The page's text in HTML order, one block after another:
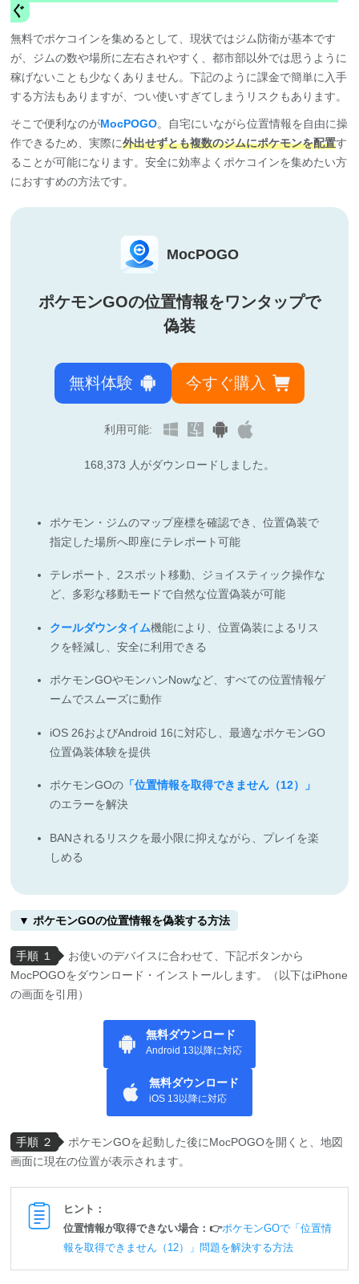
ぐ
無料でポケコインを集めるとして、現状ではジム防衛が基本です
が、ジムの数や場所に左右されやすく、都市部以外では思うように
稼げないことも少なくありません。下記のように課金で簡単に入手
する方法もありますが、つい使いすぎてしまうリスクもあります。
そこで便利なのがMocPOGO。自宅にいながら位置情報を自由に操
作できるため、実際に外出せずとも複数のジムにポケモンを配置す
ることが可能になります。安全に効率よくポケコインを集めたい方
におすすめの方法です。
MocPOGO
ポケモンGOの位置情報をワンタップで
偽装
無料体験 今すぐ購入
利用可能:
168,380 人がダウンロードしました。
ポケモン・ジムのマップ座標を確認でき、位置偽装で
指定した場所へ即座にテレポート可能
テレポート、2スポット移動、ジョイスティック操作な
ど、多彩な移動モードで自然な位置偽装が可能
クールダウンタイム機能により、位置偽装によるリス
クを軽減し、安全に利用できる
ポケモンGOやモンハンNowなど、すべての位置情報ゲ
ームでスムーズに動作
iOS 26およびAndroid 16に対応し、最適なポケモンGO
位置偽装体験を提供
ポケモンGOの 「位置情報を取得できません（12）」
のエラーを解決
BANされるリスクを最小限に抑えながら、プレイを楽
しめる
▼ ポケモンGOの位置情報を偽装する方法
手順 １
お使いのデバイスに合わせて、下記ボタンから
MocPOGOをダウンロード・インストールします。（以下はiPhone
の画面を引用）
無料ダウンロード
Android 13以降に対応
無料ダウンロード
iOS 13以降に対応
手順 ２
ポケモンGOを起動した後にMocPOGOを開くと、地図
画面に現在の位置が表示されます。
ヒント：
位置情報が取得できない場合：👉ポケモンGOで「位置情
報を取得できません（12）」問題を解決する方法